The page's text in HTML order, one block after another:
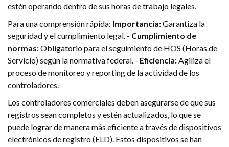
estén operando dentro de sus horas de trabajo legales.
Para una comprensión rápida: Importancia:Garantiza la
seguridad y el cumplimiento legal. - Cumplimiento de
normas:Obligatorio para el seguimiento de HOS (Horas de
Servicio) según la normativa federal. - Eficiencia: Agiliza el
proceso de monitoreo y reporting de la actividad de los
controladores.
Los controladores comerciales deben asegurarse de que sus
registros sean completos y estén actualizados, lo que se
puede lograr de manera más eficiente a través de dispositivos
electrónicos de registro (ELD). Estos dispositivos se han